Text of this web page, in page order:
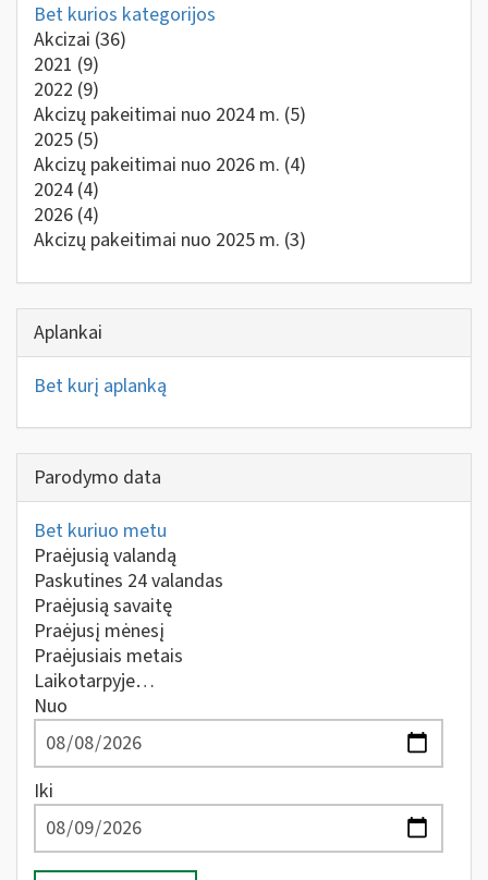
Bet kurios kategorijos
Akcizai (36)
2021 (9)
2022 (9)
Akcizų pakeitimai nuo 2024 m. (5)
2025 (5)
Akcizų pakeitimai nuo 2026 m. (4)
2024 (4)
2026 (4)
Akcizų pakeitimai nuo 2025 m. (3)
Aplankai
Bet kurį aplanką
Parodymo data
Bet kuriuo metu
Praėjusią valandą
Paskutines 24 valandas
Praėjusią savaitę
Praėjusį mėnesį
Praėjusiais metais
Laikotarpyje…
Nuo
Iki